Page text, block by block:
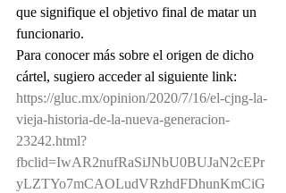
que signifique el objetivo final de matar un
funcionario.
Para conocer más sobre el origen de dicho
cártel, sugiero acceder al siguiente link:
https://gluc.mx/opinion/2020/7/16/el-cjng-la-
vieja-historia-de-la-nueva-generacion-
23242.html?
fbclid=IwAR2nufRaSiJNbU0BUJaN2cEPr
yLZTYo7mCAOLudVRzhdFDhunKmCiG